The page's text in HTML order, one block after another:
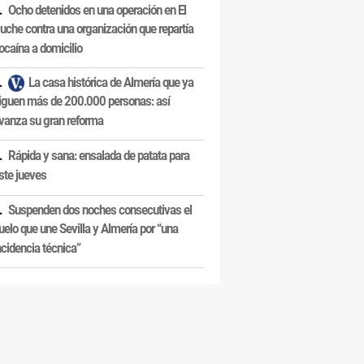
Ocho detenidos en una operación en El
contra una organización que repartía
a domicilio
La casa histórica de Almería que ya
más de 200.000 personas: así
su gran reforma
Rápida y sana: ensalada de patata para
jueves
Suspenden dos noches consecutivas el
que une Sevilla y Almería por “una
técnica”